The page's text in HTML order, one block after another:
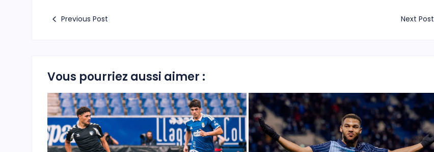
Previous Post Next Post
Vous pourriez aussi aimer :